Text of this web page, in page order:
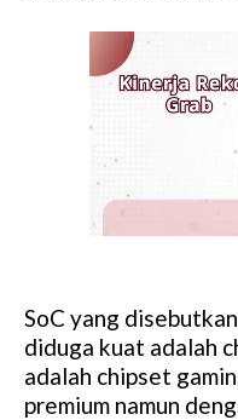
SoC yang
diduga kuat adalah
adalah chipset
premium namun